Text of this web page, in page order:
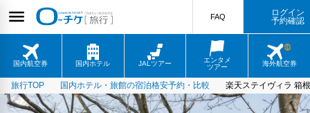
国内航空券 国内ホテル JALツアー
エンタメ
ツアー
海外航空券
FAQ
ログイン
予約確認
旅行TOP 国内ホテル・旅館の宿泊格安予約・比較 楽天ステイヴィラ 箱